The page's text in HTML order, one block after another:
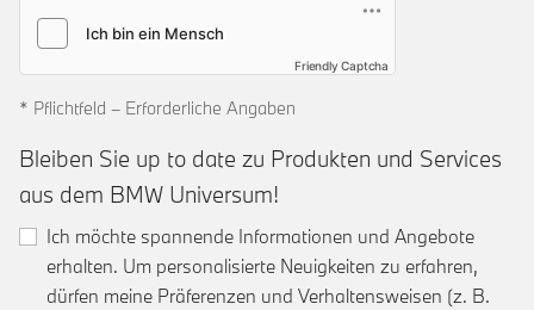
Friendly Captcha
* Pflichtfeld – Erforderliche Angaben
Bleiben Sie up to date zu Produkten und Services
aus dem BMW Universum!
Ich möchte spannende Informationen und Angebote
erhalten. Um personalisierte Neuigkeiten zu erfahren,
dürfen meine Präferenzen und Verhaltensweisen (z. B.